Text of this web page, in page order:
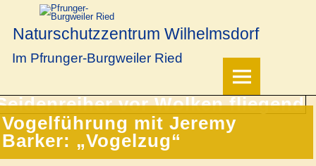
Naturschutzzentrum Wilhelmsdorf
Im Pfrunger-Burgweiler Ried
Vogelführung mit Jeremy
Barker: „Vogelzug“